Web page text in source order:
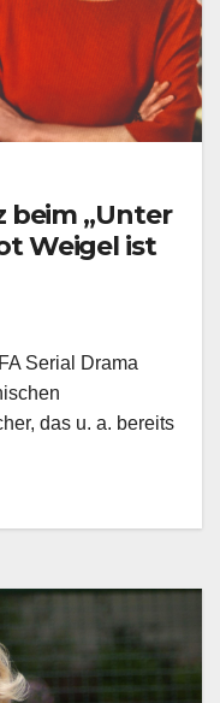
beim „Unter
Weigel ist
Serial Drama
das u. a. bereits